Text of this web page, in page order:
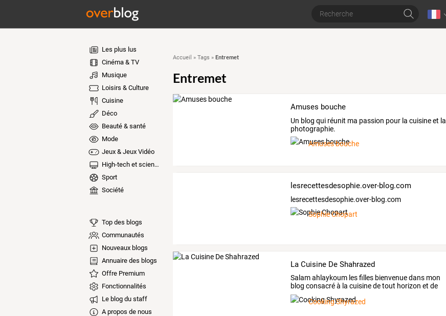
Les plus lus
Cinéma & TV
Musique
Loisirs & Culture
Cuisine
Déco
Beauté & santé
Mode
Jeux & Jeux Vidéo
High-tech et sciences
Sport
Société
Top des blogs
Communautés
Nouveaux blogs
Annuaire des blogs
Offre Premium
Fonctionnalités
Le blog du staff
A propos de nous
Accueil » Tags » Entremet
Entremet
Amuses bouche
Un blog qui réunit ma passion pour la cuisine et la
photographie.
Amuses bouche
lesrecettesdesophie.over-blog.com
lesrecettesdesophie.over-blog.com
Sophie Chopart
La Cuisine De Shahrazed
Salamahlaykoum lesfilles bienvenuedans mon
blog consacréà la cuisinedetout horizon et de
la…
Cooking Shyrazed